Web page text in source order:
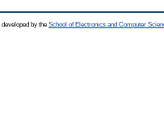
by the School of Electronics and Computer